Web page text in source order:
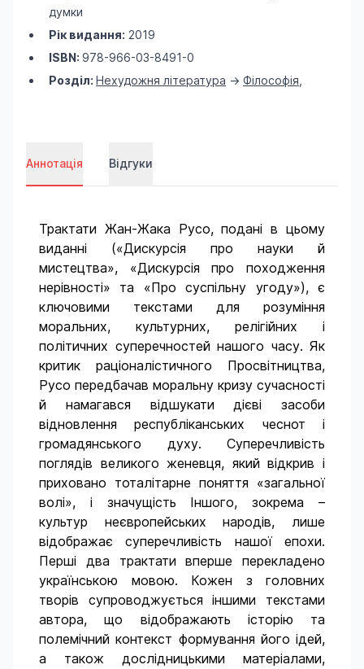
думки
Рік видання: 2019
ISBN: 978-966-03-8491-0
Розділ: Нехудожня література -> Філософія
Аннотація Відгуки
Трактати Жан-Жака Русо, подані в цьому
виданні («Дискурсія про науки й
мистецтва», «Дискурсія про походження
нерівності» та «Про суспільну угоду»), є
ключовими текстами для розуміння
моральних, культурних, релігійних і
політичних суперечностей нашого часу. Як
критик раціоналістичного Просвітництва,
Русо передбачав моральну кризу сучасності
й намагався відшукати дієві засоби
відновлення республіканських чеснот і
громадянського духу. Суперечливість
поглядів великого женевця, який відкрив і
приховано тоталітарне поняття «загальної
волі», і значущість Іншого, зокрема –
культур неєвропейських народів, лише
відображає суперечливість нашої епохи.
Перші два трактати вперше перекладено
українською мовою. Кожен з головних
творів супроводжується іншими текстами
автора, що відображають історію та
полемічний контекст формування його ідей,
а також дослідницькими матеріалами,